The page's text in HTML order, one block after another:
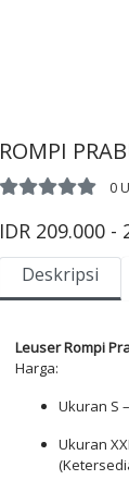
ROMPI
0
IDR 209.000 -
Deskripsi
Leuser Rompi
Harga:
Ukuran S
Ukuran